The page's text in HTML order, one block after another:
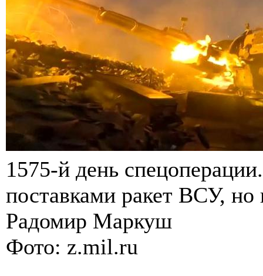
1575-й день
поставками ракет ВСУ,
Радомир Маркуш
Фото: z.mil.ru